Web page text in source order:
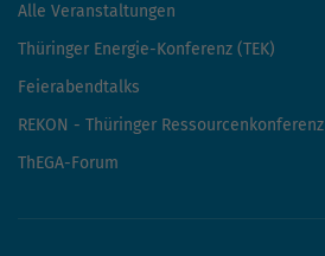
Alle Veranstaltungen
Thüringer Energie-Konferenz (TEK)
Feierabendtalks
REKON - Thüringer Ressourcenkonferenz
ThEGA-Forum